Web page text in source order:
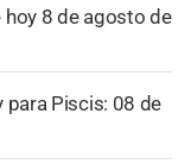
8 de agosto de
Piscis: 08 de